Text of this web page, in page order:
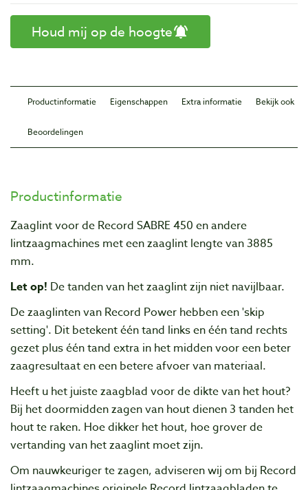
Houd mij op de hoogte
Productinformatie Eigenschappen Extra informatie Bekijk ook
Beoordelingen
Productinformatie
Zaaglint voor de Record SABRE 450 en andere
lintzaagmachines met een zaaglint lengte van 3885
mm.
Let op! De tanden van het zaaglint zijn niet navijlbaar.
De zaaglinten van Record Power hebben een 'skip
setting'. Dit betekent één tand links en één tand rechts
gezet plus één tand extra in het midden voor een beter
zaagresultaat en een betere afvoer van materiaal.
Heeft u het juiste zaagblad voor de dikte van het hout?
Bij het doormidden zagen van hout dienen 3 tanden het
hout te raken. Hoe dikker het hout, hoe grover de
vertanding van het zaaglint moet zijn.
Om nauwkeuriger te zagen, adviseren wij om bij Record